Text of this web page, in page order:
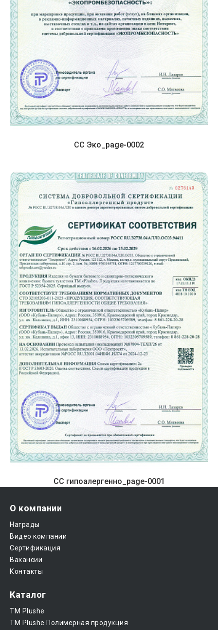
СС Эко_page-0002
СС гипоалергенно_page-0001
О компании
Награды
Видео компании
Сертификация
Вакансии
Контакты
Каталог
ТМ Plushe
ТМ Plushe Полимерная продукция